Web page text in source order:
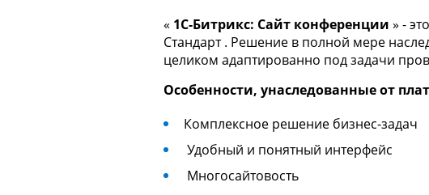
« 1C-Битрикс: Сайт конференции » -
Стандарт . Решение в полной мере
целиком адаптированно под задачи
Особенности, унаследованные от
Комплексное решение бизнес-задач
Удобный и понятный интерфейс
Многосайтовость